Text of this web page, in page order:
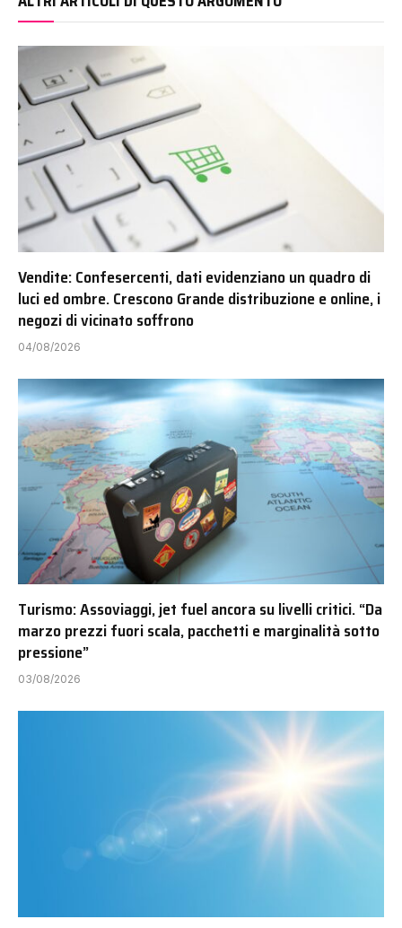
Vendite: Confesercenti, dati evidenziano un quadro di
luci ed ombre. Crescono Grande distribuzione e online, i
negozi di vicinato soffrono
04/08/2026
Turismo: Assoviaggi, jet fuel ancora su livelli critici. “Da
marzo prezzi fuori scala, pacchetti e marginalità sotto
pressione”
03/08/2026